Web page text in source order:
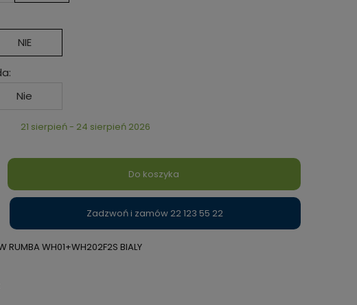
NIE
Nie
21 sierpień - 24 sierpień 2026
Do koszyka
Zadzwoń i zamów 22 123 55 22
RUMBA WH01+WH202F2S BIALY